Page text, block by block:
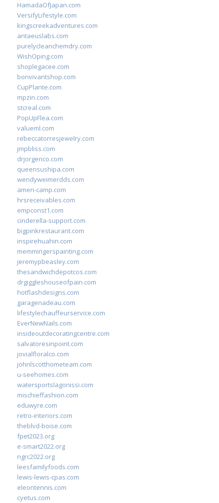
HamadaOfJapan.com
VersifyLifestyle.com
kingscreekadventures.com
antaeuslabs.com
purelycleanchemdry.com
WishOping.com
shoplegacee.com
bonvivantshop.com
CupPlante.com
mpzin.com
stcreal.com
PopUpFlea.com
valueml.com
rebeccatorresjewelry.com
jmpbliss.com
drjorgerico.com
queensushipa.com
wendyweimerdds.com
ameri-camp.com
hrsreceivables.com
empconst1.com
cinderella-support.com
bigpinkrestaurant.com
inspirehuahin.com
memmingerspainting.com
jeremypbeasley.com
thesandwichdepotcos.com
drgiggleshouseofpain.com
hotflashdesigns.com
garagenadeau.com
lifestylechauffeurservice.com
EverNewNails.com
insideoutdecoratingcentre.com
salvatoresinpoint.com
jovialfloralco.com
johnlscotthometeam.com
u-seehomes.com
watersportslagonissi.com
mischieffashion.com
eduwyre.com
retro-interiors.com
theblvd-boise.com
fpet2023.org
e-smart2022.org
ngrc2022.org
leesfamilyfoods.com
lewis-lewis-cpas.com
eleontennis.com
cyetus.com